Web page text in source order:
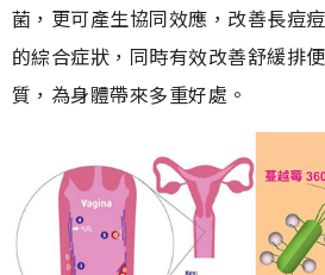
菌，更可產生協同效應，改善長痘
的綜合症狀，同時有效改善舒緩排
質，為身體帶來多重好處。